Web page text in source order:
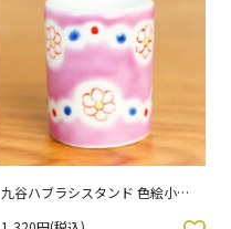
九谷ハブラシスタンド 色絵小花/